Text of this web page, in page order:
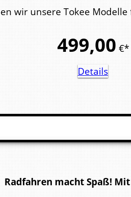
wir unsere Tokee
499,00 €*
Details
Radfahren macht Spaß!